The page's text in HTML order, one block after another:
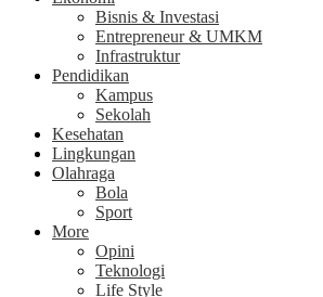
Bisnis & Investasi
Entrepreneur & UMKM
Infrastruktur
Pendidikan
Kampus
Sekolah
Kesehatan
Lingkungan
Olahraga
Bola
Sport
More
Opini
Teknologi
Life Style